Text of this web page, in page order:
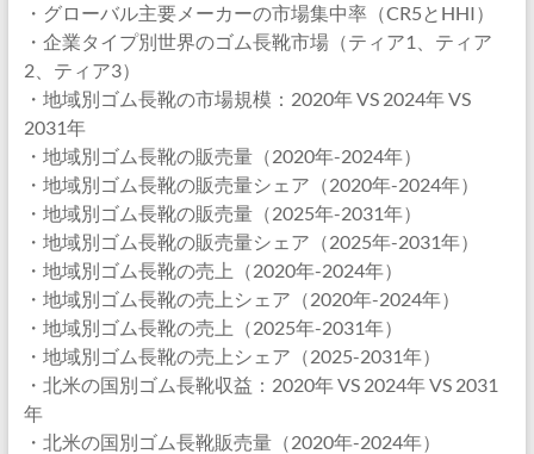
・グローバル主要メーカーの市場集中率（CR5とHHI）
・企業タイプ別世界のゴム長靴市場（ティア1、ティア
2、ティア3）
・地域別ゴム長靴の市場規模：2020年 VS 2024年 VS
2031年
・地域別ゴム長靴の販売量（2020年-2024年）
・地域別ゴム長靴の販売量シェア（2020年-2024年）
・地域別ゴム長靴の販売量（2025年-2031年）
・地域別ゴム長靴の販売量シェア（2025年-2031年）
・地域別ゴム長靴の売上（2020年-2024年）
・地域別ゴム長靴の売上シェア（2020年-2024年）
・地域別ゴム長靴の売上（2025年-2031年）
・地域別ゴム長靴の売上シェア（2025-2031年）
・北米の国別ゴム長靴収益：2020年 VS 2024年 VS 2031
年
・北米の国別ゴム長靴販売量（2020年-2024年）